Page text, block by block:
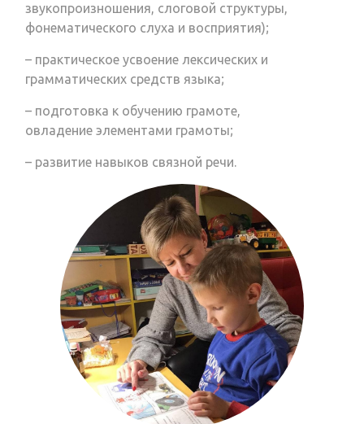
звукопроизношения, слоговой структуры,
фонематического слуха и восприятия);
– практическое усвоение лексических и
грамматических средств языка;
– подготовка к обучению грамоте,
овладение элементами грамоты;
– развитие навыков связной речи.